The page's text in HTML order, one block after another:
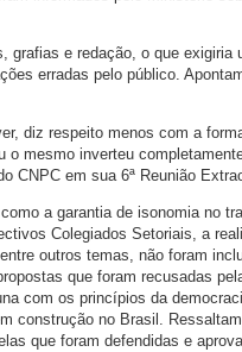
e redação, o que exigiria
erradas pelo público.
diz respeito menos com a
mesmo inverteu
CNPC em sua 6ª Reunião
a garantia de isonomia no
Colegiados Setoriais, a
outros temas, não foram
que foram recusadas
com os princípios da
construção no Brasil.
que foram defendidas e